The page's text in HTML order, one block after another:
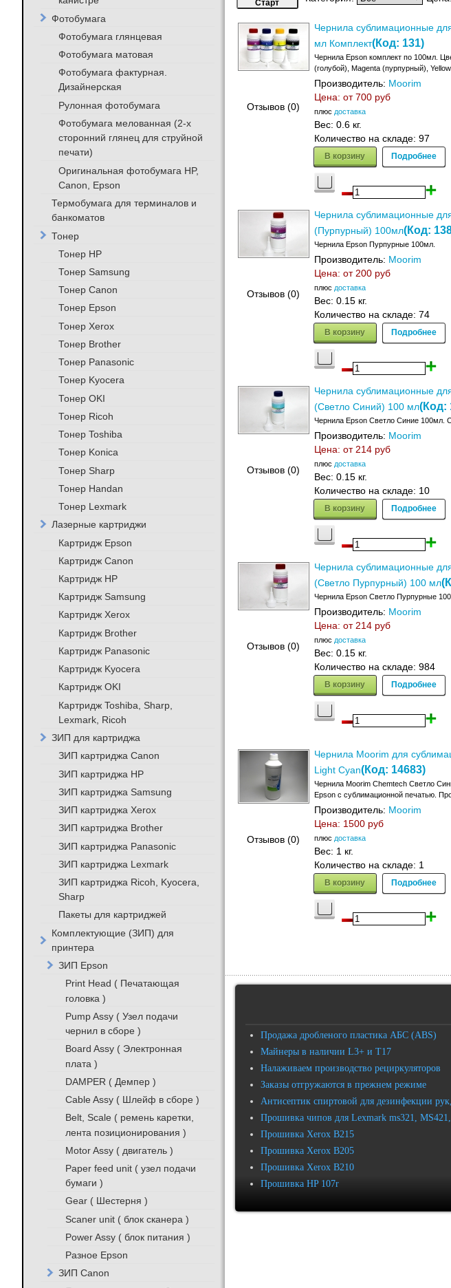
Отзывов (0)
Чернила сублимационные
мл Комплект(Код: 131)
Чернила Epson комплект по 100мл.
(голубой), Magenta (пурпурный),
Производитель: Moorim
Цена: от 700 руб
плюс доставка
Вес: 0.6 кг.
Количество на складе: 97
В корзину Подробнее
Отзывов (0)
Чернила сублимационные
(Пурпурный) 100мл(Код:
Чернила Epson Пурпурные 100мл.
Производитель: Moorim
Цена: от 200 руб
плюс доставка
Вес: 0.15 кг.
Количество на складе: 74
В корзину Подробнее
Отзывов (0)
Чернила сублимационные
(Светло Синий) 100 мл(Код:
Чернила Epson Светло Синие 100мл.
Производитель: Moorim
Цена: от 214 руб
плюс доставка
Вес: 0.15 кг.
Количество на складе: 10
В корзину Подробнее
Отзывов (0)
Чернила сублимационные
(Светло Пурпурный) 100 мл
Чернила Epson Светло Пурпурные
Производитель: Moorim
Цена: от 214 руб
плюс доставка
Вес: 0.15 кг.
Количество на складе: 984
В корзину Подробнее
Отзывов (0)
Чернила Moorim для
Light Cyan(Код: 14683)
Чернила Moorim Chemtech Светло
Epson с сублимационной печатью.
Производитель: Moorim
Цена: 1500 руб
плюс доставка
Вес: 1 кг.
Количество на складе: 1
В корзину Подробнее
Продажа дробленого пластика АБС (ABS)
Майнеры в наличии L3+ и T17
Налаживаем производство рециркуляторов
Заказы отгружаются в прежнем режиме
Антисептик спиртовой для дезинфекции
Прошивка чипов для Lexmark ms321,
Прошивка Xerox B215
Прошивка Xerox B205
Прошивка Xerox B210
Прошивка HP 107r
Фотобумага
Фотобумага глянцевая
Фотобумага матовая
Фотобумага фактурная.
Дизайнерская
Рулонная фотобумага
Фотобумага мелованная (2-х
сторонний глянец для струйной
печати)
Оригинальная фотобумага HP,
Canon, Epson
Термобумага для терминалов и
банкоматов
Тонер
Тонер HP
Тонер Samsung
Тонер Canon
Тонер Epson
Тонер Xerox
Тонер Brother
Тонер Panasonic
Тонер Kyocera
Тонер OKI
Тонер Ricoh
Тонер Toshiba
Тонер Konica
Тонер Sharp
Тонер Handan
Тонер Lexmark
Лазерные картриджи
Картридж Epson
Картридж Canon
Картридж HP
Картридж Samsung
Картридж Xerox
Картридж Brother
Картридж Panasonic
Картридж Kyocera
Картридж OKI
Картридж Toshiba, Sharp,
Lexmark, Ricoh
ЗИП для картриджа
ЗИП картриджа Canon
ЗИП картриджа HP
ЗИП картриджа Samsung
ЗИП картриджа Xerox
ЗИП картриджа Brother
ЗИП картриджа Panasonic
ЗИП картриджа Lexmark
ЗИП картриджа Ricoh, Kyocera,
Sharp
Пакеты для картриджей
Комплектующие (ЗИП) для
принтера
ЗИП Epson
Print Head ( Печатающая
головка )
Pump Assy ( Узел подачи
чернил в сборе )
Board Assy ( Электронная
плата )
DAMPER ( Демпер )
Cable Assy ( Шлейф в сборе )
Belt, Scale ( ремень каретки,
лента позиционирования )
Motor Assy ( двигатель )
Paper feed unit ( узел подачи
бумаги )
Gear ( Шестерня )
Scaner unit ( блок сканера )
Power Assy ( блок питания )
Разное Epson
ЗИП Canon